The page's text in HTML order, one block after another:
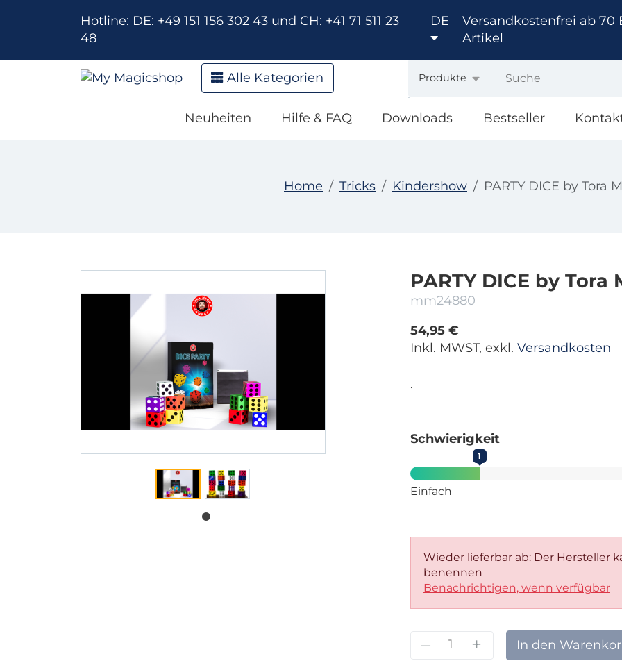
Hotline: DE: +49 151 156 302 43 und CH: +41 71 511 23
48
DE
Versandkostenfrei ab 70
Artikel
Alle Kategorien Produkte
Neuheiten Hilfe & FAQ Downloads Bestseller
Home Tricks Kindershow PARTY DICE by Tora
PARTY DICE by Tora
mm24880
54,95 €
Inkl. MWST, exkl. Versandkosten
.
Schwierigkeit
1
Einfach
Wieder lieferbar ab: Der Hersteller
benennen
Benachrichtigen, wenn verfügbar
– + In den